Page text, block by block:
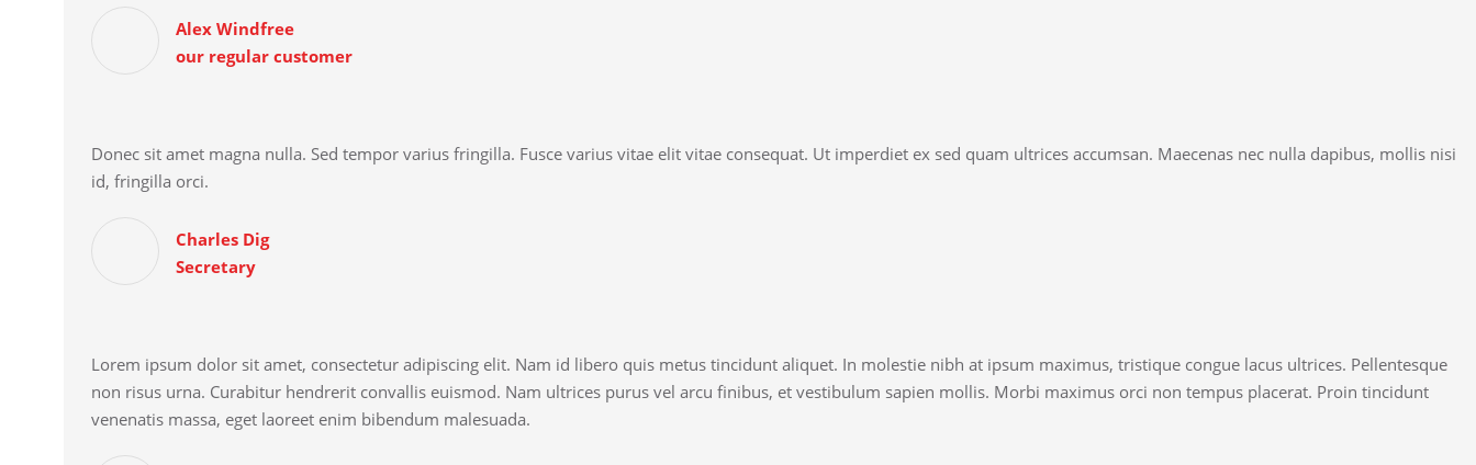
Alex Windfree
our regular customer
Donec sit amet magna nulla. Sed tempor varius fringilla. Fusce varius vitae elit vitae consequat. Ut imperdiet ex sed quam ultrices accumsan. Maecenas nec nulla dapibus, mollis nisi
id, fringilla orci.
Charles Dig
Secretary
Lorem ipsum dolor sit amet, consectetur adipiscing elit. Nam id libero quis metus tincidunt aliquet. In molestie nibh at ipsum maximus, tristique congue lacus ultrices. Pellentesque
non risus urna. Curabitur hendrerit convallis euismod. Nam ultrices purus vel arcu finibus, et vestibulum sapien mollis. Morbi maximus orci non tempus placerat. Proin tincidunt
venenatis massa, eget laoreet enim bibendum malesuada.